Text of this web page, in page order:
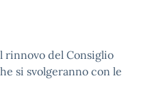
rinnovo del Consiglio
si svolgeranno con le